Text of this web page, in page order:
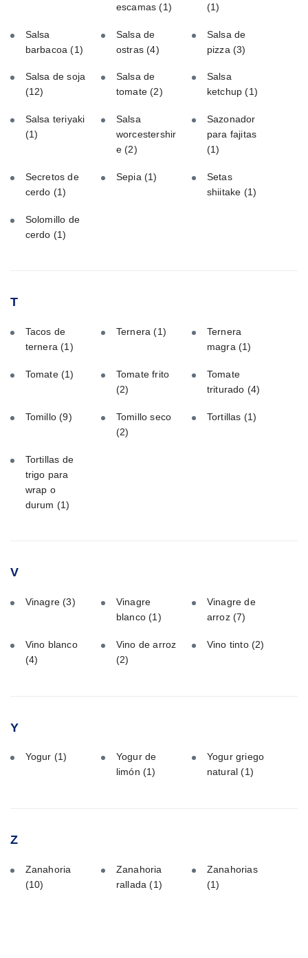
escamas(1)
(1)
Salsa
barbacoa(1)
Salsa de
ostras(4)
Salsa de
pizza(3)
Salsa de soja
(12)
Salsa de
tomate(2)
Salsa
ketchup(1)
Salsa teriyaki
(1)
Salsa
worcestershir
e(2)
Sazonador
para fajitas
(1)
Secretos de
cerdo (1)
Sepia (1)
Setas
shiitake (1)
Solomillo de
cerdo (1)
T
Tacos de
ternera(1)
Ternera(1)
Ternera
magra(1)
Tomate (1)
Tomate frito
(2)
Tomate
triturado (4)
Tomillo(9)
Tomillo seco
(2)
Tortillas (1)
Tortillas de
trigo para
wrap o
durum (1)
V
Vinagre(3)
Vinagre
blanco(1)
Vinagre de
arroz(7)
Vino blanco
(4)
Vino de arroz
(2)
Vino tinto(2)
Y
Yogur (1)
Yogur de
limón (1)
Yogur griego
natural(1)
Z
Zanahoria
(10)
Zanahoria
rallada(1)
Zanahorias
(1)